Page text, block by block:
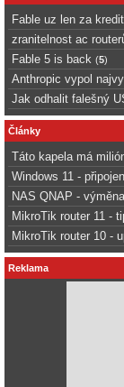
Fable uz len za
zranitelnost ac
Fable 5 is back (5)
Anthropic vypol
Jak odhalit falešný
Články
Táto kapela má
Windows 11 -
NAS QNAP -
MikroTik router 11 -
MikroTik router 10 -
Reklama